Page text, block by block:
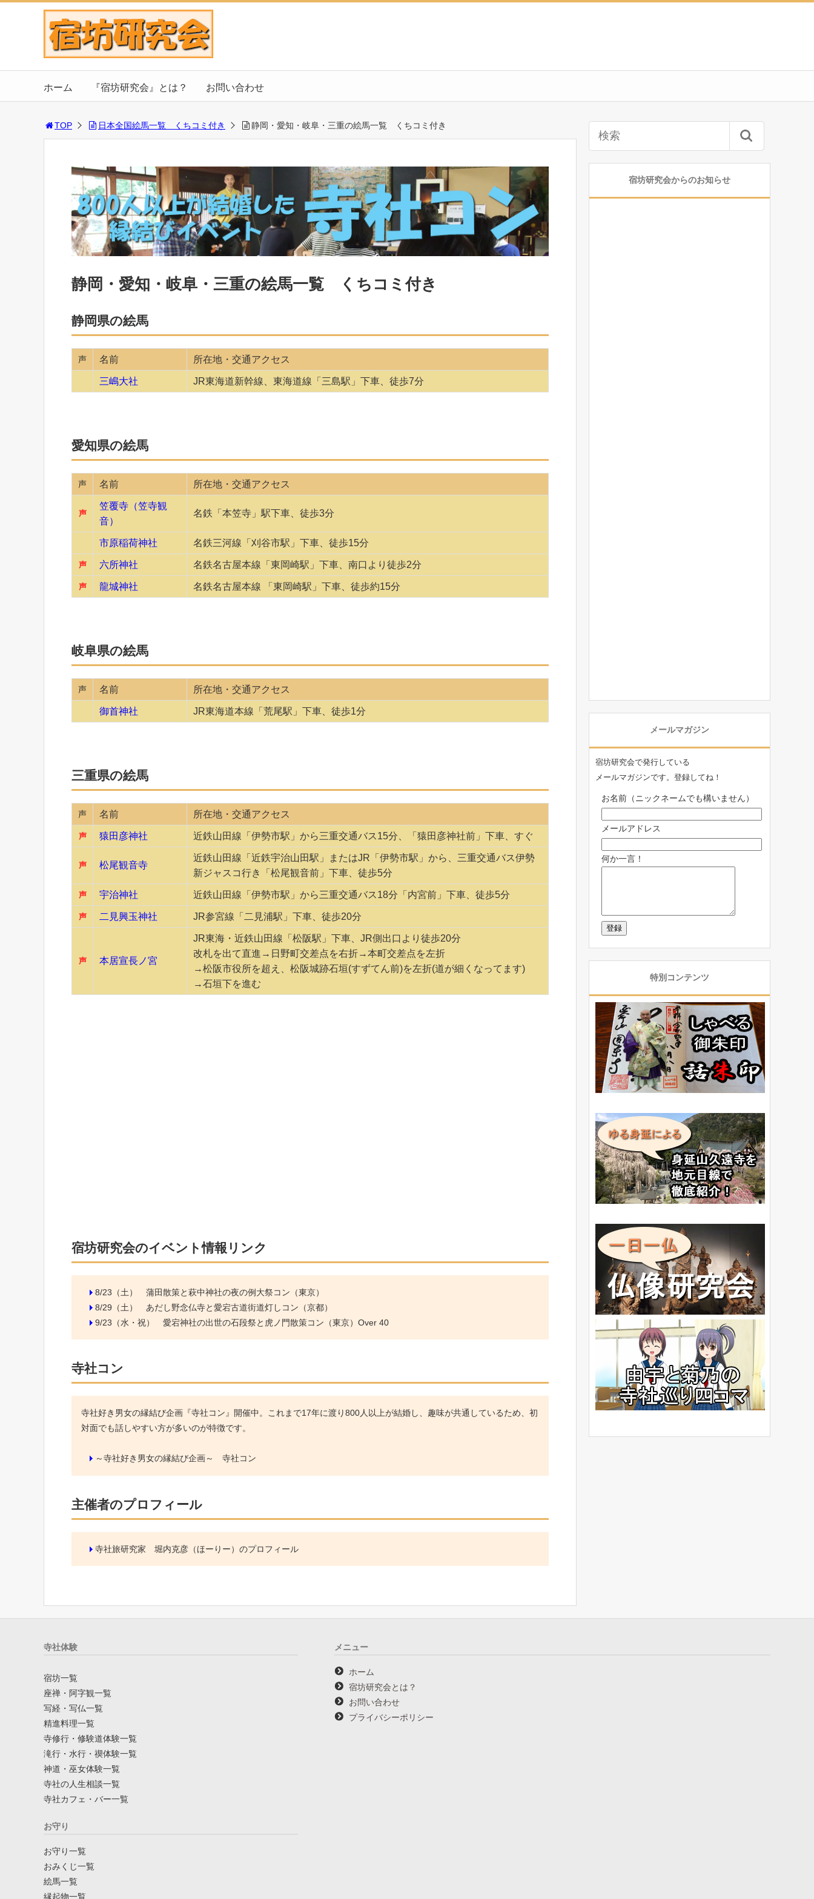
ホーム 『宿坊研究会』とは？ お問い合わせ
TOP 日本全国絵馬一覧 くちコミ付き 静岡・愛知・岐阜・三重の絵馬一覧 くちコミ付き
静岡・愛知・岐阜・三重の絵馬一覧 くちコミ付き
静岡県の絵馬
声 名前 所在地・交通アクセス
三嶋大社 JR東海道新幹線、東海道線「三島駅」下車、徒歩7分
愛知県の絵馬
声 名前 所在地・交通アクセス
声
笠覆寺（笠寺観
音）
名鉄「本笠寺」駅下車、徒歩3分
市原稲荷神社 名鉄三河線「刈谷市駅」下車、徒歩15分
声 六所神社 名鉄名古屋本線「東岡崎駅」下車、南口より徒歩2分
声 龍城神社 名鉄名古屋本線 「東岡崎駅」下車、徒歩約15分
岐阜県の絵馬
声 名前 所在地・交通アクセス
御首神社 JR東海道本線「荒尾駅」下車、徒歩1分
三重県の絵馬
声 名前 所在地・交通アクセス
声 猿田彦神社 近鉄山田線「伊勢市駅」から三重交通バス15分、「猿田彦神社前」下車、すぐ
声 松尾観音寺
近鉄山田線「近鉄宇治山田駅」またはJR「伊勢市駅」から、三重交通バス伊勢
新ジャスコ行き「松尾観音前」下車、徒歩5分
声 宇治神社 近鉄山田線「伊勢市駅」から三重交通バス18分「内宮前」下車、徒歩5分
声 二見興玉神社 JR参宮線「二見浦駅」下車、徒歩20分
声 本居宣長ノ宮
JR東海・近鉄山田線「松阪駅」下車、JR側出口より徒歩20分
改札を出て直進→日野町交差点を右折→本町交差点を左折
→松阪市役所を超え、松阪城跡石垣(すずてん前)を左折(道が細くなってます)
→石垣下を進む
宿坊研究会のイベント情報リンク
8/23（土） 蒲田散策と萩中神社の夜の例大祭コン（東京）
8/29（土） あだし野念仏寺と愛宕古道街道灯しコン（京都）
9/23（水・祝） 愛宕神社の出世の石段祭と虎ノ門散策コン（東京）Over 40
寺社コン
寺社好き男女の縁結び企画『寺社コン』開催中。これまで17年に渡り800人以上が結婚し、趣味が共通しているため、初
対面でも話しやすい方が多いのが特徴です。
～寺社好き男女の縁結び企画～ 寺社コン
主催者のプロフィール
寺社旅研究家 堀内克彦（ほーりー）のプロフィール
宿坊研究会からのお知らせ
メールマガジン
宿坊研究会で発行している
メールマガジンです。登録してね！
お名前（ニックネームでも構いません）
メールアドレス
何か一言！
特別コンテンツ
寺社体験
宿坊一覧
座禅・阿字観一覧
写経・写仏一覧
精進料理一覧
寺修行・修験道体験一覧
滝行・水行・禊体験一覧
神道・巫女体験一覧
寺社の人生相談一覧
寺社カフェ・バー一覧
お守り
お守り一覧
おみくじ一覧
絵馬一覧
縁起物一覧
メニュー
ホーム
宿坊研究会とは？
お問い合わせ
プライバシーポリシー